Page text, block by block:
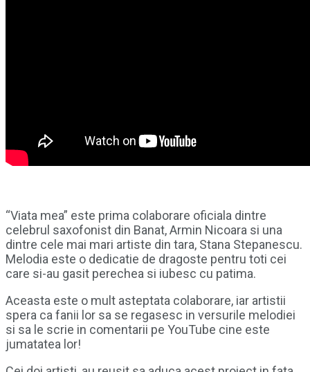
“Viata mea” este prima colaborare oficiala dintre
celebrul saxofonist din Banat, Armin Nicoara si una
dintre cele mai mari artiste din tara, Stana Stepanescu.
Melodia este o dedicatie de dragoste pentru toti cei
care si-au gasit perechea si iubesc cu patima.
Aceasta este o mult asteptata colaborare, iar artistii
spera ca fanii lor sa se regasesc in versurile melodiei
si sa le scrie in comentarii pe YouTube cine este
jumatatea lor!